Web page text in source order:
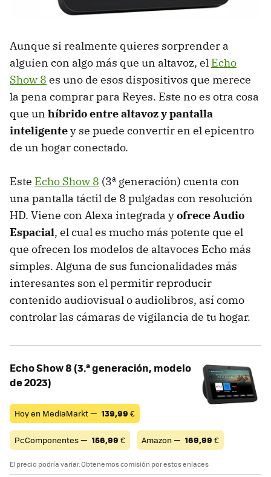
Aunque si realmente quieres sorprender a
alguien con algo más que un altavoz, el Echo
Show 8 es uno de esos dispositivos que merece
la pena comprar para Reyes. Este no es otra cosa
que un híbrido entre altavoz y pantalla
inteligentey se puede convertir en el epicentro
de un hogar conectado.
Este Echo Show 8 (3ª generación) cuenta con
una pantalla táctil de 8 pulgadas con resolución
HD. Viene con Alexa integrada yofrece Audio
Espacial, el cual es mucho más potente que el
que ofrecen los modelos de altavoces Echo más
simples. Alguna de sus funcionalidades más
interesantes son el permitir reproducir
contenido audiovisual o audiolibros, así como
controlar las cámaras de vigilancia de tu hogar.
Echo Show 8 (3.ª generación, modelo
de 2023)
Hoy en MediaMarkt — 139,99 €
PcComponentes — 156,99 € Amazon — 169,99 €
El precio podría variar. Obtenemos comisión por estos enlaces